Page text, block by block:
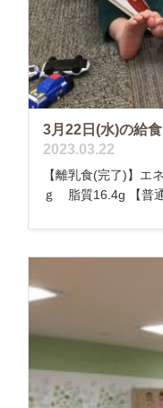
3月22日(水)の給
2023.03.22
【離乳食(完了)】
ｇ 脂質16.4g 【普